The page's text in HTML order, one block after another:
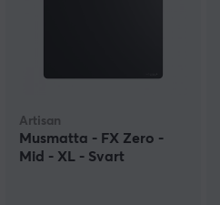
Artisan
Musmatta - FX Zero -
Mid - XL - Svart